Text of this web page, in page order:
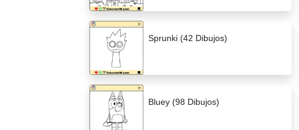
Sprunki (42 Dibujos)
Bluey (98 Dibujos)